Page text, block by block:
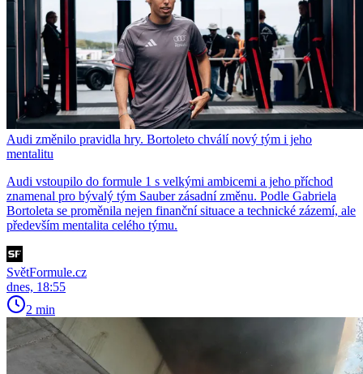
Audi změnilo pravidla hry. Bortoleto chválí nový tým i jeho
mentalitu
Audi vstoupilo do formule 1 s velkými ambicemi a jeho příchod
znamenal pro bývalý tým Sauber zásadní změnu. Podle Gabriela
Bortoleta se proměnila nejen finanční situace a technické zázemí, ale
především mentalita celého týmu.
SvětFormule.cz
dnes, 18:55
2 min